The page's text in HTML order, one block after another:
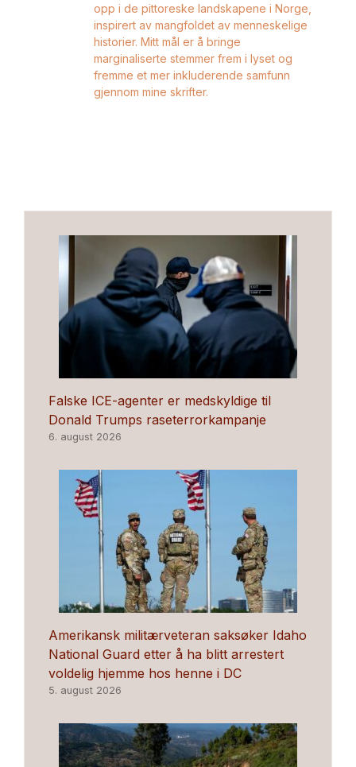
opp i de pittoreske landskapene i Norge,
inspirert av mangfoldet av menneskelige
historier. Mitt mål er å bringe
marginaliserte stemmer frem i lyset og
fremme et mer inkluderende samfunn
gjennom mine skrifter.
Falske ICE-agenter er medskyldige til
Donald Trumps raseterrorkampanje
6. august 2026
Amerikansk militærveteran saksøker Idaho
National Guard etter å ha blitt arrestert
voldelig hjemme hos henne i DC
5. august 2026